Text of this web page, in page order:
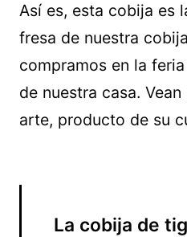
Así es, esta cobija es
fresa de nuestra
compramos en la
de nuestra casa.
arte, producto de su
La cobija de